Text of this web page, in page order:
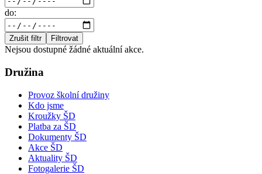
do:
Zrušit filtr Filtrovat
Nejsou dostupné žádné aktuální akce.
Družina
Provoz školní družiny
Kdo jsme
Kroužky ŠD
Platba za ŠD
Dokumenty ŠD
Akce ŠD
Aktuality ŠD
Fotogalerie ŠD